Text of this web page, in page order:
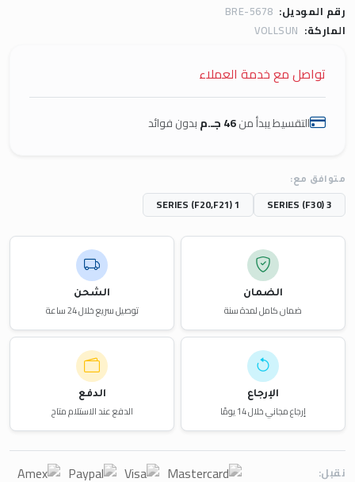
رقم الموديل: BRE-5678
الماركة: VOLLSUN
تواصل مع خدمة العملاء
التقسيط يبدأ من46 جـ.م بدون فوائد
متوافق مع:
3 SERIES (F30)
1 SERIES (F20,F21)
الضمان
ضمان كامل لمدة سنة
الشحن
توصيل سريع خلال 24 ساعة
الإرجاع
إرجاع مجاني خلال 14 يومًا
الدفع
الدفع عند الاستلام متاح
نقبل: